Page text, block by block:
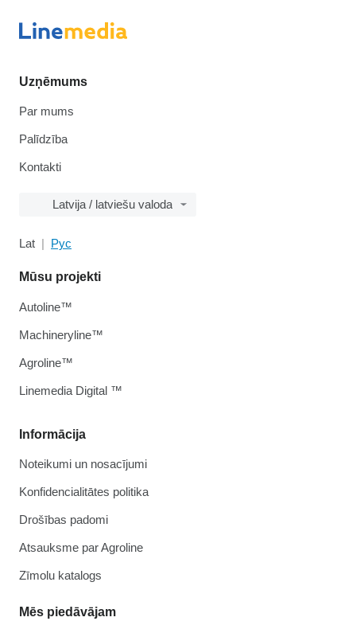
Uzņēmums
Par mums
Palīdzība
Kontakti
Latvija / latviešu valoda
Lat Рус
Informācija
Noteikumi un nosacījumi
Konfidencialitātes politika
Drošības padomi
Atsauksme par Agroline
Zīmolu katalogs
Mēs piedāvājam
Mūsu projekti
Autoline™
Machineryline™
Agroline™
Linemedia Digital ™